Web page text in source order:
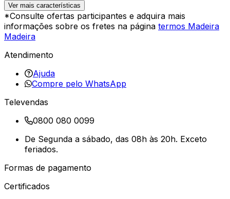
Ver mais características
*Consulte ofertas participantes e adquira mais
informações sobre os fretes na página termos Madeira
Madeira
Atendimento
Ajuda
Compre pelo WhatsApp
Televendas
0800 080 0099
De Segunda a sábado, das 08h às 20h. Exceto
feriados.
Formas de pagamento
Certificados